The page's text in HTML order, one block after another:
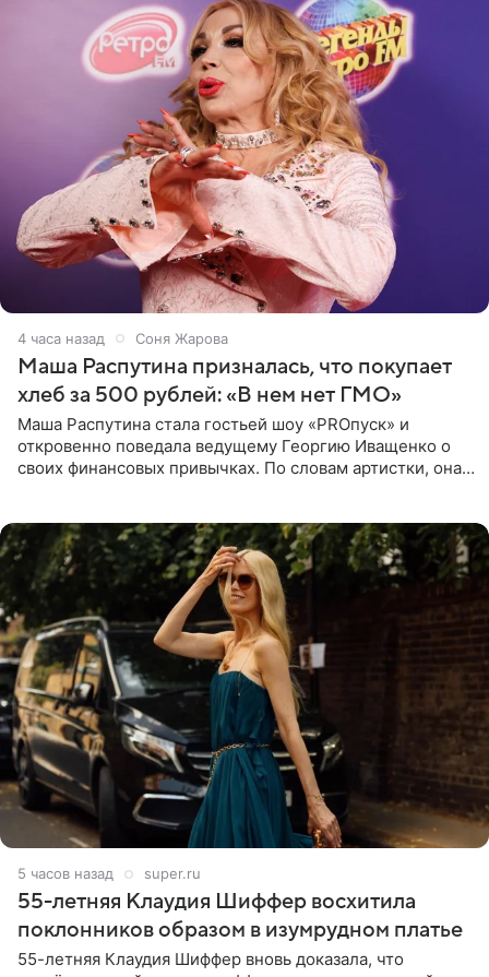
4 часа назад Соня Жарова
Маша Распутина призналась, что покупает
хлеб за 500 рублей: «В нем нет ГМО»
Маша Распутина стала гостьей шоу «PROпуск» и
откровенно поведала ведущему Георгию Иващенко о
своих финансовых привычках. По словам артистки, она
5 часов назад super.ru
55-летняя Клаудия Шиффер восхитила
поклонников образом в изумрудном платье
55-летняя Клаудия Шиффер вновь доказала, что